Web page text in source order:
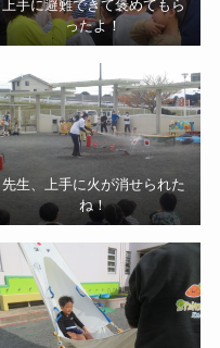
上手に避難できて褒めてもら
ったよ！
先生、上手に火が消せられた
ね！